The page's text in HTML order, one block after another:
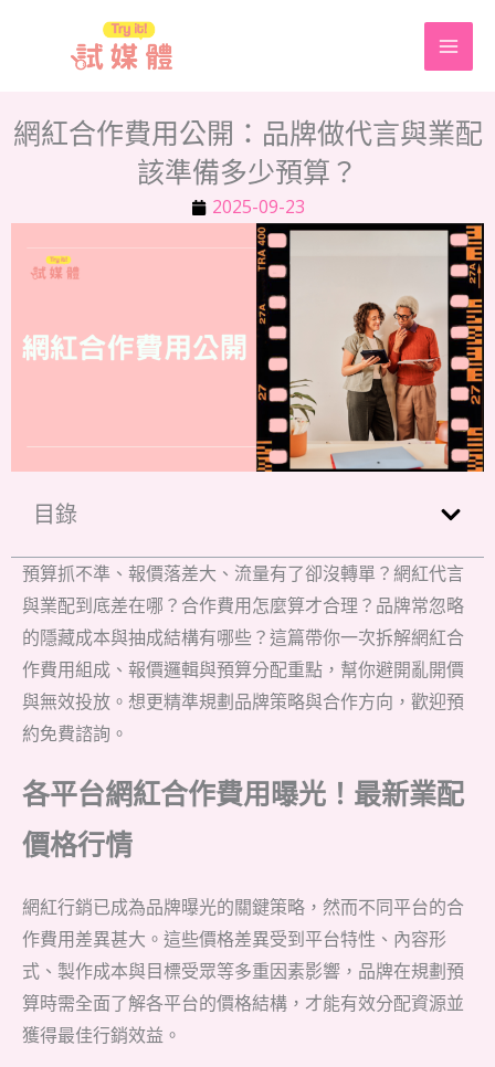
要網紅合作費用公開：品牌做代言與業配
該準備多少預算？
2025-09-23
目錄
預算抓不準、報價落差大、流量有了卻沒轉單？網紅代言
與業配到底差在哪？合作費用怎麼算才合理？品牌常忽略
的隱藏成本與抽成結構有哪些？這篇帶你一次拆解網紅合
作費用組成、報價邏輯與預算分配重點，幫你避開亂開價
與無效投放。想更精準規劃品牌策略與合作方向，歡迎預
約免費諮詢。
各平台網紅合作費用曝光！最新業配
價格行情
網紅行銷已成為品牌曝光的關鍵策略，然而不同平台的合
作費用差異甚大。這些價格差異受到平台特性、內容形
式、製作成本與目標受眾等多重因素影響，品牌在規劃預
算時需全面了解各平台的價格結構，才能有效分配資源並
獲得最佳行銷效益。